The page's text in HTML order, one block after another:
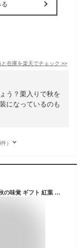
る
と在庫を楽天でチェック >>
う？栗入りで秋を
になっているのも
）
期間限定【栗もなか（甘露栗入り）】和菓子 秋の味覚 ギフト 紅葉 栗きんとん くり餡 甘露煮栗 パーティー お茶会 お茶菓子 差し入れ お土産 手土産 引菓子 お取り寄せ イベント ご挨拶 和スイーツ 贈り物 プレゼント 老舗和菓子屋